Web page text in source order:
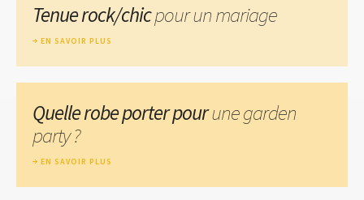
Tenue rock/chicpour un mariage
EN SAVOIR PLUS
Quelle robe porter pourune garden
party ?
EN SAVOIR PLUS